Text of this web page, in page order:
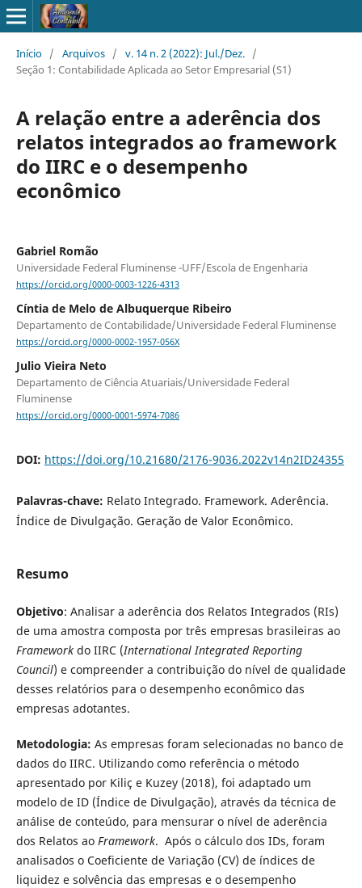
Início / Arquivos / v. 14 n. 2 (2022): Jul./Dez. /
Seção 1: Contabilidade Aplicada ao Setor Empresarial (S1)
A relação entre a aderência dos
relatos integrados ao framework
do IIRC e o desempenho
econômico
Gabriel Romão
Universidade Federal Fluminense -UFF/Escola de Engenharia
https://orcid.org/0000-0003-1226-4313
Cíntia de Melo de Albuquerque Ribeiro
Departamento de Contabilidade/Universidade Federal Fluminense
https://orcid.org/0000-0002-1957-056X
Julio Vieira Neto
Departamento de Ciência Atuariais/Universidade Federal
Fluminense
https://orcid.org/0000-0001-5974-7086
DOI: https://doi.org/10.21680/2176-9036.2022v14n2ID24355
Palavras-chave: Relato Integrado. Framework. Aderência.
Índice de Divulgação. Geração de Valor Econômico.
Resumo
Objetivo: Analisar a aderência dos Relatos Integrados (RIs)
de uma amostra composta por três empresas brasileiras ao
Frameworkdo IIRC (International Integrated Reporting
Council) e compreender a contribuição do nível de qualidade
desses relatórios para o desempenho econômico das
empresas adotantes.
Metodologia: As empresas foram selecionadas no banco de
dados do IIRC. Utilizando como referência o método
apresentado por Kiliç e Kuzey (2018), foi adaptado um
modelo de ID (Índice de Divulgação), através da técnica de
análise de conteúdo, para mensurar o nível de aderência
dos Relatos ao Framework. Após o cálculo dos IDs, foram
analisados o Coeficiente de Variação (CV) de índices de
liquidez e solvência das empresas e o desempenho